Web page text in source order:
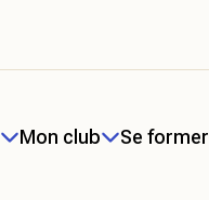
Mon club Se former